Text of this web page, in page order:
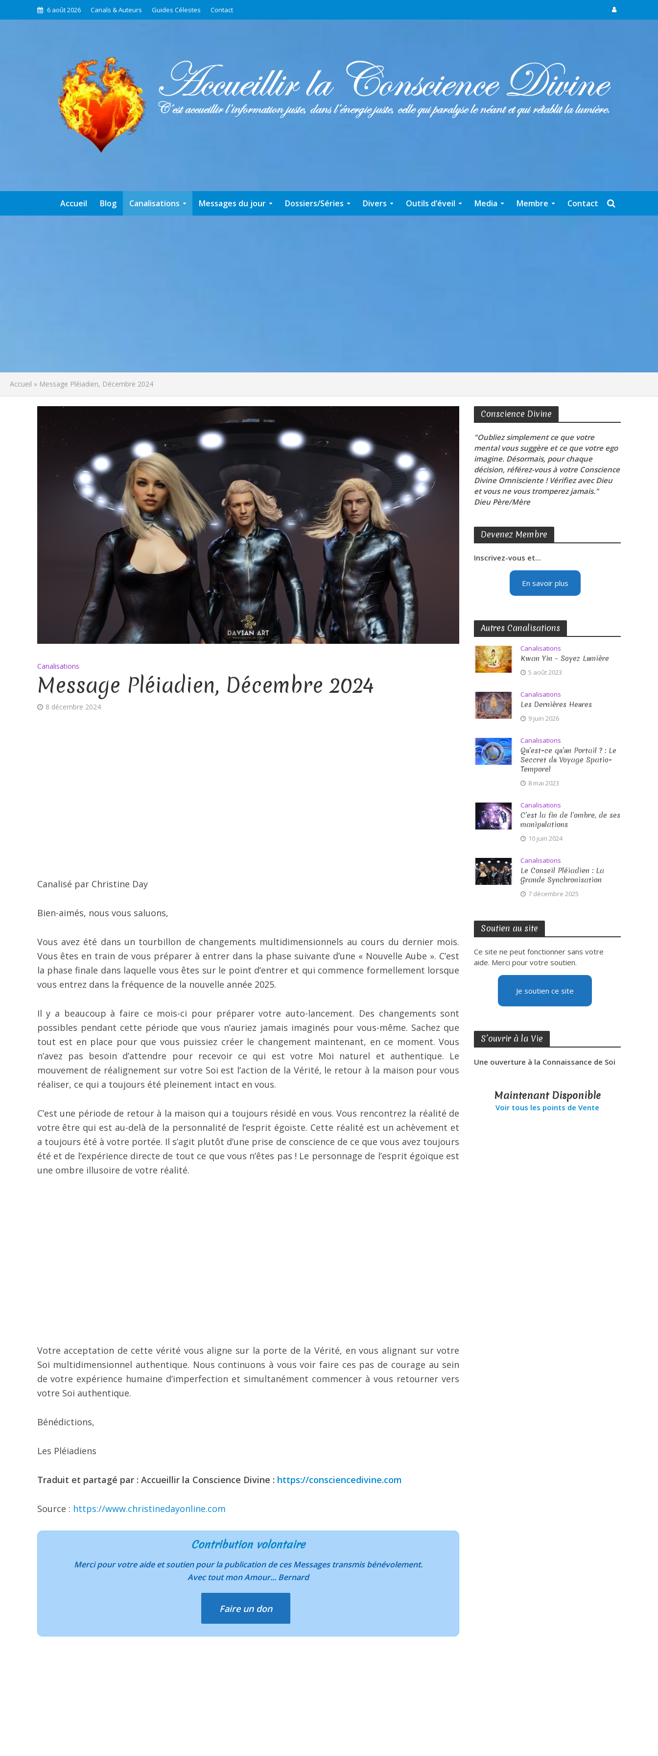
6 août 2026 Canals & Auteurs Guides Célestes Contact
Accueil Blog Canalisations Messages du jour Dossiers/Séries Divers Outils d’éveil Media Membre Contact
Accueil » Message Pléiadien, Décembre 2024
Canalisations
Message Pléiadien, Décembre 2024
8 décembre 2024
Canalisé par Christine Day
Bien-aimés, nous vous saluons,
Vous avez été dans un tourbillon de changements multidimensionnels au cours du dernier mois.
Vous êtes en train de vous préparer à entrer dans la phase suivante d’une « Nouvelle Aube ». C’est
la phase finale dans laquelle vous êtes sur le point d’entrer et qui commence formellement lorsque
vous entrez dans la fréquence de la nouvelle année 2025.
Il y a beaucoup à faire ce mois-ci pour préparer votre auto-lancement. Des changements sont
possibles pendant cette période que vous n’auriez jamais imaginés pour vous-même. Sachez que
tout est en place pour que vous puissiez créer le changement maintenant, en ce moment. Vous
n’avez pas besoin d’attendre pour recevoir ce qui est votre Moi naturel et authentique. Le
mouvement de réalignement sur votre Soi est l’action de la Vérité, le retour à la maison pour vous
réaliser, ce qui a toujours été pleinement intact en vous.
C’est une période de retour à la maison qui a toujours résidé en vous. Vous rencontrez la réalité de
votre être qui est au-delà de la personnalité de l’esprit égoïste. Cette réalité est un achèvement et
a toujours été à votre portée. Il s’agit plutôt d’une prise de conscience de ce que vous avez toujours
été et de l’expérience directe de tout ce que vous n’êtes pas ! Le personnage de l’esprit égoïque est
une ombre illusoire de votre réalité.
Votre acceptation de cette vérité vous aligne sur la porte de la Vérité, en vous alignant sur votre
Soi multidimensionnel authentique. Nous continuons à vous voir faire ces pas de courage au sein
de votre expérience humaine d’imperfection et simultanément commencer à vous retourner vers
votre Soi authentique.
Bénédictions,
Les Pléiadiens
Traduit et partagé par : Accueillir la Conscience Divine : https://consciencedivine.com
Source : https://www.christinedayonline.com
Contribution volontaire
Merci pour votre aide et soutien pour la publication de ces Messages transmis bénévolement.
Avec tout mon Amour... Bernard
Faire un don
Conscience Divine
"Oubliez simplement ce que votre
mental vous suggère et ce que votre ego
imagine. Désormais, pour chaque
décision, référez-vous à votre Conscience
Divine Omnisciente ! Vérifiez avec Dieu
et vous ne vous tromperez jamais."
Dieu Père/Mère
Devenez Membre
Inscrivez-vous et...
En savoir plus
Autres Canalisations
Canalisations
Kwan Yin – Soyez Lumière
5 août 2023
Canalisations
Les Dernières Heures
9 juin 2026
Canalisations
Qu’est-ce qu’un Portail ? : Le
Seccret du Voyage Spatio-
Temporel
8 mai 2023
Canalisations
C’est la fin de l’ombre, de ses
manipulations
10 juin 2024
Canalisations
Le Conseil Pléiadien : La
Grande Synchronisation
7 décembre 2025
Soutien au site
Ce site ne peut fonctionner sans votre
aide. Merci pour votre soutien.
Je soutien ce site
S’ouvrir à la Vie
Une ouverture à la Connaissance de Soi
Maintenant Disponible
Voir tous les points de Vente